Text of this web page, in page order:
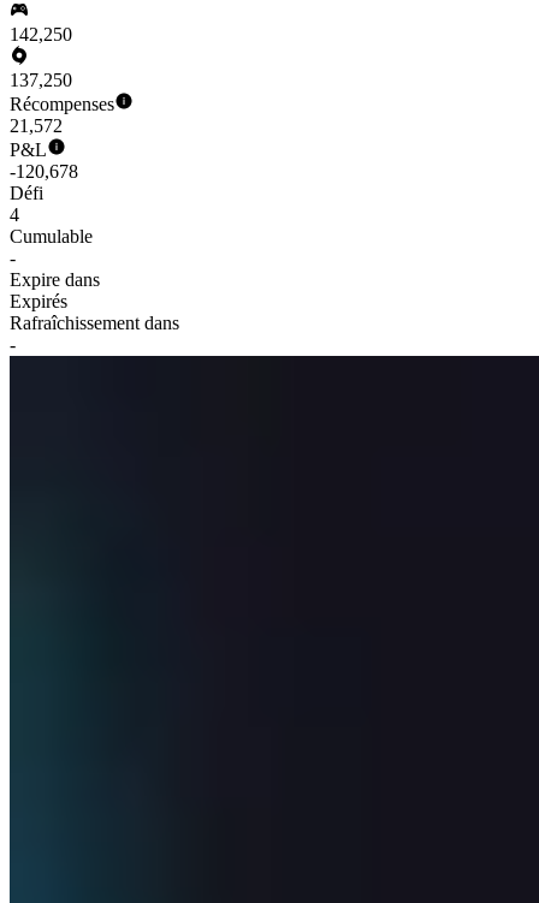
142,250
137,250
Récompenses
21,572
P&L
-120,678
Défi
4
Cumulable
-
Expire dans
Expirés
Rafraîchissement dans
-